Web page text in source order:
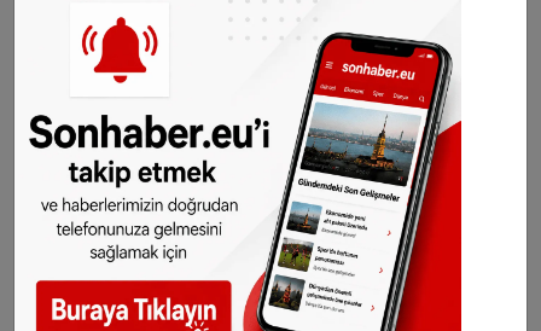
yükselecek.
©Sonhaber.eu
Fotoğraf:Marco D'Abramo - Unsplash
Haberlerimizi İnsta gram hesabımızdan
edebilirsiniz.
WhatsAppta ücretsiz bültenimize abone olun,
Hollanda ve diğer Avrupa ülkeleri gündeminden